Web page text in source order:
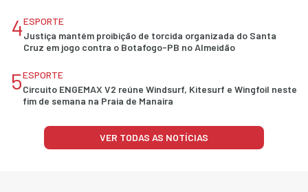
4ESPORTE
Justiça mantém proibição de torcida organizada do Santa
Cruz em jogo contra o Botafogo-PB no Almeidão
5ESPORTE
Circuito ENGEMAX V2 reúne Windsurf, Kitesurf e Wingfoil neste
fim de semana na Praia de Manaíra
VER TODAS AS NOTÍCIAS